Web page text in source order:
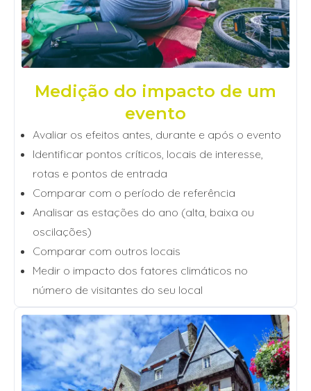
Medição do impacto de um
evento
Avaliar os efeitos antes, durante e após o evento
Identificar pontos críticos, locais de interesse,
rotas e pontos de entrada
Comparar com o período de referência
Analisar as estações do ano (alta, baixa ou
oscilações)
Comparar com outros locais
Medir o impacto dos fatores climáticos no
número de visitantes do seu local